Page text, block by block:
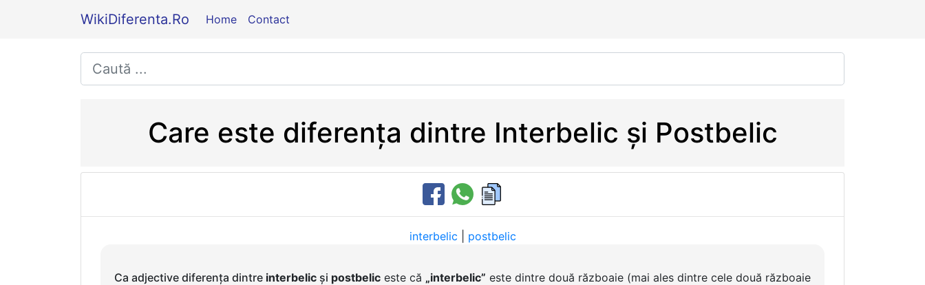
WikiDiferenta.Ro Home Contact
Care este diferența dintre Interbelic și Postbelic
interbelic postbelic
Ca adjective diferența dintre interbelic și postbelic este că „interbelic” este dintre două războaie (mai ales dintre cele două războaie